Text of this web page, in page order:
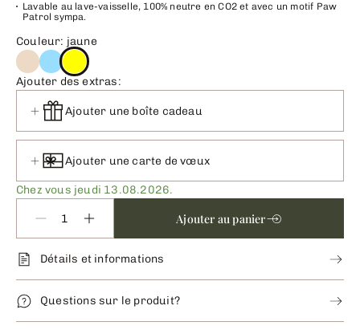
Lavable au lave-vaisselle, 100% neutre en CO2 et avec un motif Paw
Patrol sympa.
Couleur: jaune
Ajouter des extras:
Ajouter une boîte cadeau
Ajouter une carte de vœux
Chez vous jeudi 13.08.2026.
Ajouter au panier
Détails et informations
Questions sur le produit?